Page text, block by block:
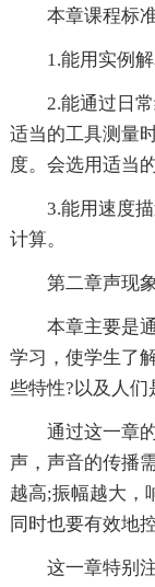
本章课程标
1.能用实例
2.能通过日
适当的工具测量
度。会选用适当
3.能用速度
计算。
第二章声现
本章主要是
学习，使学生了
些特性?以及人们
通过这一章
声，声音的传播
越高;振幅越大，
同时也要有效地
这一章特别